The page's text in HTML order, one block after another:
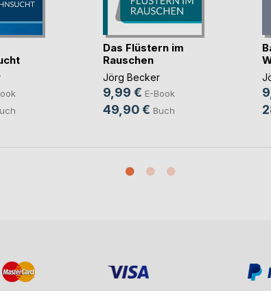
Das Flüstern im
Rauschen
Jörg Becker
9,99 € E-Book
49,90 € Buch